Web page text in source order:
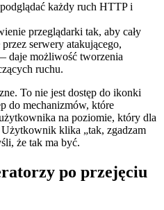
każdy ruch HTTP i
przeglądarki tak, aby cały
serwery atakującego,
możliwość tworzenia
ruchu.
To nie jest dostęp do ikonki
do mechanizmów, które
na poziomie, który dla
klika „tak, zgadzam
że tak ma być.
po przejęciu